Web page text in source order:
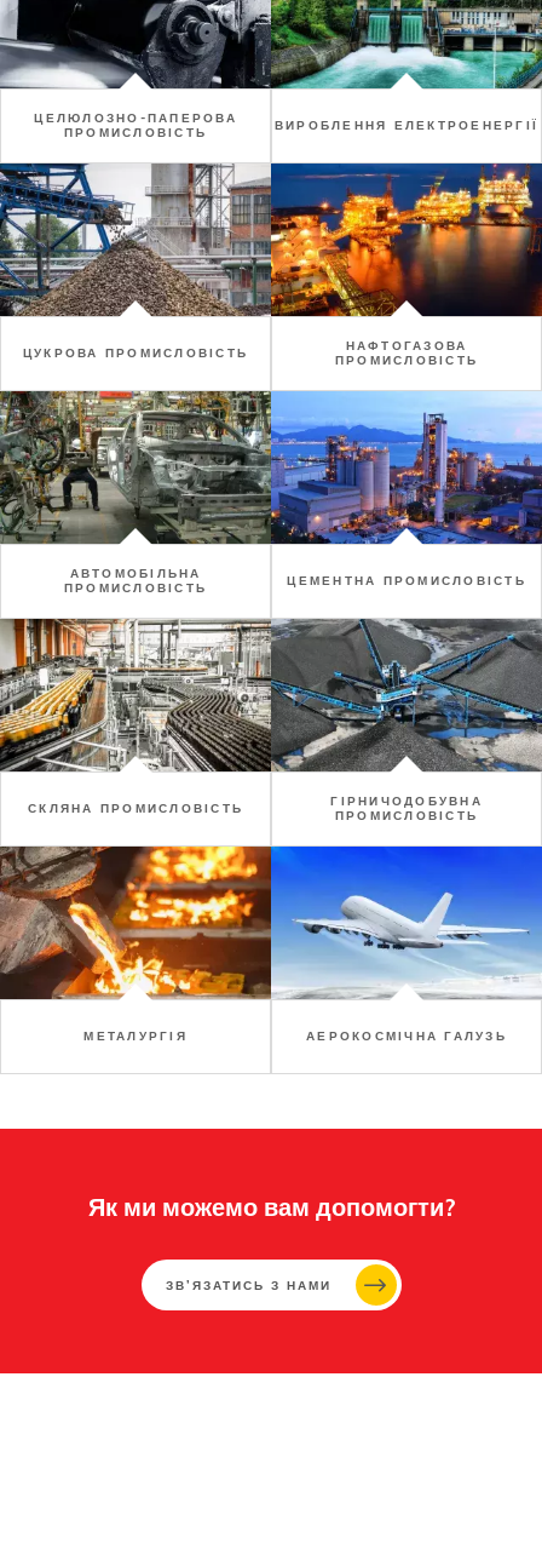
ЦЕЛЮЛОЗНО-ПАПЕРОВА
ПРОМИСЛОВІСТЬ
ВИРОБЛЕННЯ ЕЛЕКТРОЕНЕРГІЇ
ЦУКРОВА ПРОМИСЛОВІСТЬ
НАФТОГАЗОВА
ПРОМИСЛОВІСТЬ
АВТОМОБІЛЬНА
ПРОМИСЛОВІСТЬ
ЦЕМЕНТНА ПРОМИСЛОВІСТЬ
СКЛЯНА ПРОМИСЛОВІСТЬ
ГІРНИЧОДОБУВНА
ПРОМИСЛОВІСТЬ
МЕТАЛУРГІЯ АЕРОКОСМІЧНА ГАЛУЗЬ
Як ми можемо вам допомогти?
ЗВ’ЯЗАТИСЬ З НАМИ